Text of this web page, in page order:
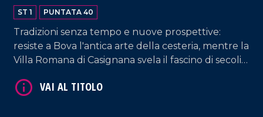
ST 1 PUNTATA 40
Tradizioni senza tempo e nuove prospettive:
resiste a Bova l'antica arte della cesteria, mentre la
Villa Romana di Casignana svela il fascino di secoli
Calabria, con l'arrivo di nuovi voli dal suo